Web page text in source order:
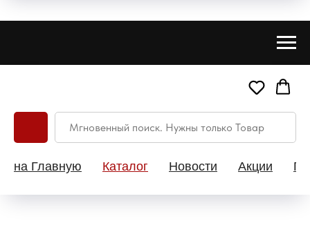
на Главную Каталог Новости Акции